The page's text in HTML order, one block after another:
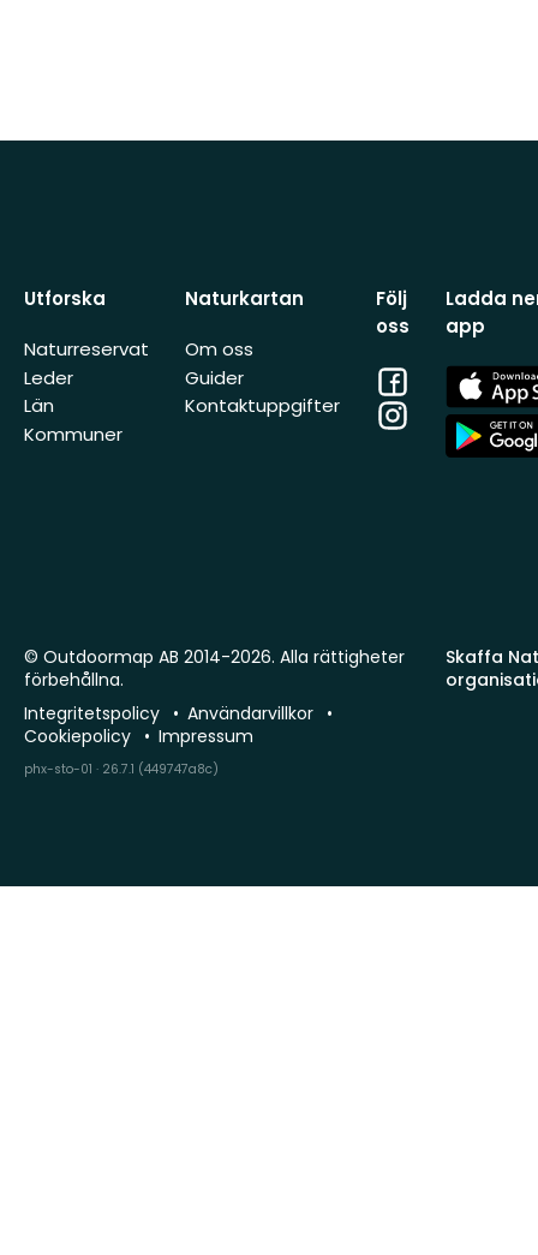
Utforska
Naturreservat
Leder
Län
Kommuner
Naturkartan
Om oss
Guider
Kontaktuppgifter
Följ
oss
Facebook
Instagram
Ladda
app
App
Store
App
Store
Skaffa
© Outdoormap AB 2014-2026. Alla rättigheter
förbehållna.
Integritetspolicy
Användarvillkor
Cookiepolicy
Impressum
phx-sto-01 · 26.7.1 (449747a8c)